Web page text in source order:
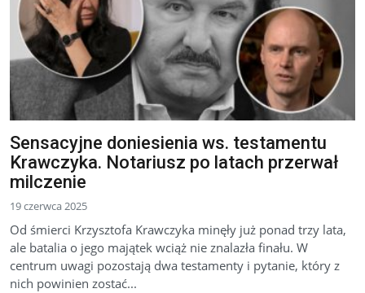
Sensacyjne doniesienia ws. testamentu
Krawczyka. Notariusz po latach przerwał
milczenie
19 czerwca 2025
Od śmierci Krzysztofa Krawczyka minęły już ponad trzy lata,
ale batalia o jego majątek wciąż nie znalazła finału. W
centrum uwagi pozostają dwa testamenty i pytanie, który z
nich powinien zostać...